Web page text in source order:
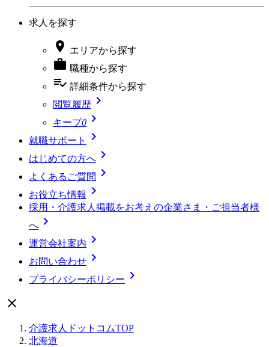
求人を探す
 エリアから探す
 職種から探す
playlist_add_check 詳細条件から探す
閲覧履歴 
キープ0 
就職サポート 
はじめての方へ 
よくあるご質問 
お役立ち情報 
採用・介護求人掲載をお考えの企業さま・ご担当者様
へ 
運営会社案内 
お問い合わせ 
プライバシーポリシー 

介護求人ドットコムTOP
北海道